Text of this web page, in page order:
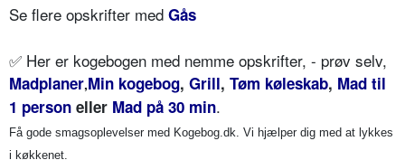
Se flere opskrifter med Gås
✅ Her er kogebogen med nemme opskrifter, - prøv selv,
Madplaner,Min kogebog, Grill, Tøm køleskab, Mad til
1 person eller Mad på 30 min.
Få gode smagsoplevelser med Kogebog.dk. Vi hjælper dig med at lykkes
i køkkenet.